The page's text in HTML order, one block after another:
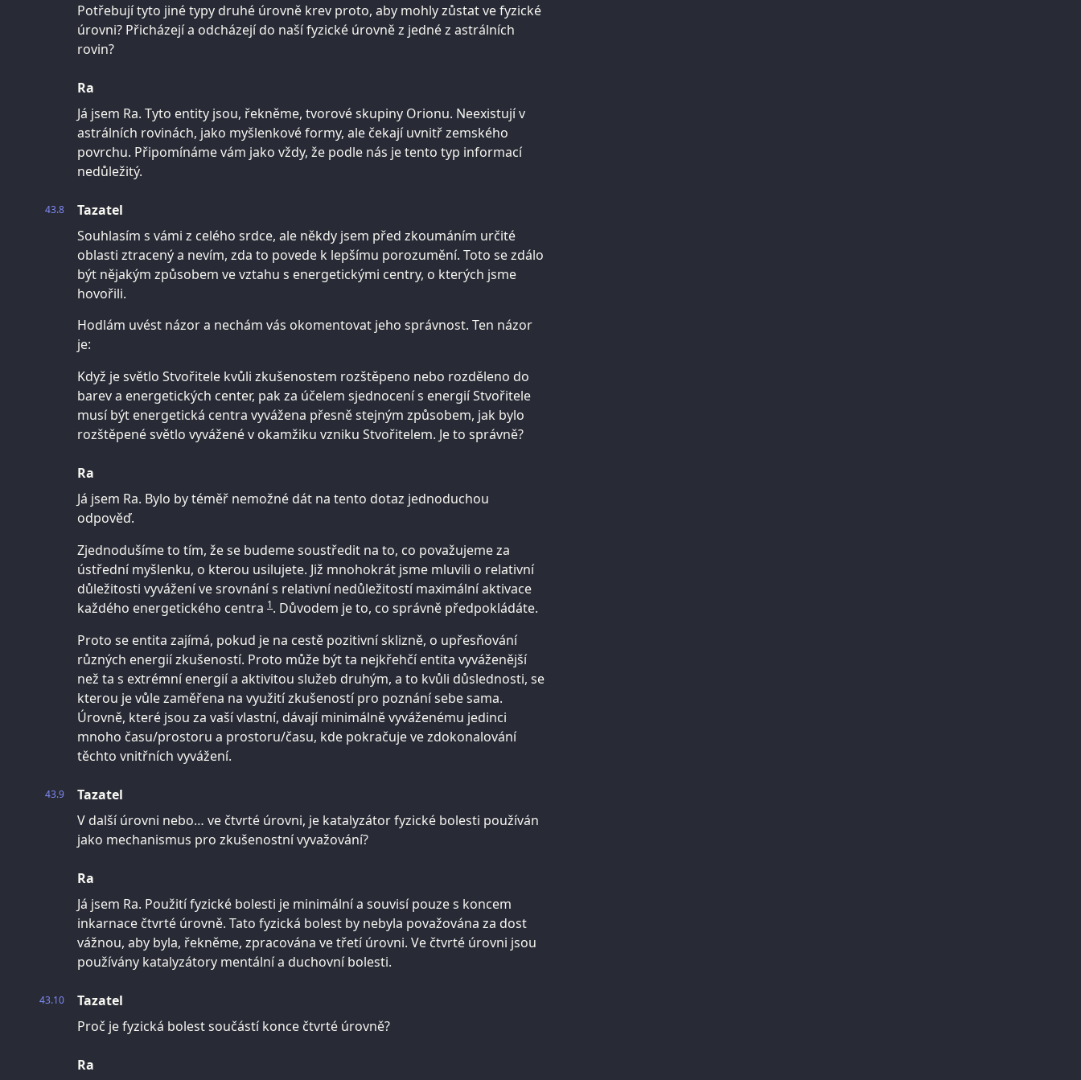
Potřebují tyto jiné typy druhé úrovně krev proto, aby mohly zůstat ve fyzické
úrovni? Přicházejí a odcházejí do naší fyzické úrovně z jedné z astrálních
rovin?
Ra
Já jsem Ra. Tyto entity jsou, řekněme, tvorové skupiny Orionu. Neexistují v
astrálních rovinách, jako myšlenkové formy, ale čekají uvnitř zemského
povrchu. Připomínáme vám jako vždy, že podle nás je tento typ informací
nedůležitý.
43.8
Tazatel
Souhlasím s vámi z celého srdce, ale někdy jsem před zkoumáním určité
oblasti ztracený a nevím, zda to povede k lepšímu porozumění. Toto se zdálo
být nějakým způsobem ve vztahu s energetickými centry, o kterých jsme
hovořili.
Hodlám uvést názor a nechám vás okomentovat jeho správnost. Ten názor
je:
Když je světlo Stvořitele kvůli zkušenostem rozštěpeno nebo rozděleno do
barev a energetických center, pak za účelem sjednocení s energií Stvořitele
musí být energetická centra vyvážena přesně stejným způsobem, jak bylo
rozštěpené světlo vyvážené v okamžiku vzniku Stvořitelem. Je to správně?
Ra
Já jsem Ra. Bylo by téměř nemožné dát na tento dotaz jednoduchou
odpověď.
Zjednodušíme to tím, že se budeme soustředit na to, co považujeme za
ústřední myšlenku, o kterou usilujete. Již mnohokrát jsme mluvili o relativní
důležitosti vyvážení ve srovnání s relativní nedůležitostí maximální aktivace
každého energetického centra 1. Důvodem je to, co správně předpokládáte.
Proto se entita zajímá, pokud je na cestě pozitivní sklizně, o upřesňování
různých energií zkušeností. Proto může být ta nejkřehčí entita vyváženější
než ta s extrémní energií a aktivitou služeb druhým, a to kvůli důslednosti, se
kterou je vůle zaměřena na využití zkušeností pro poznání sebe sama.
Úrovně, které jsou za vaší vlastní, dávají minimálně vyváženému jedinci
mnoho času/prostoru a prostoru/času, kde pokračuje ve zdokonalování
těchto vnitřních vyvážení.
43.9
Tazatel
V další úrovni nebo… ve čtvrté úrovni, je katalyzátor fyzické bolesti používán
jako mechanismus pro zkušenostní vyvažování?
Ra
Já jsem Ra. Použití fyzické bolesti je minimální a souvisí pouze s koncem
inkarnace čtvrté úrovně. Tato fyzická bolest by nebyla považována za dost
vážnou, aby byla, řekněme, zpracována ve třetí úrovni. Ve čtvrté úrovni jsou
používány katalyzátory mentální a duchovní bolesti.
43.10
Tazatel
Proč je fyzická bolest součástí konce čtvrté úrovně?
Ra